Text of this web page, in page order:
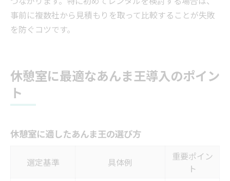
事前に複数社から見積もりを取って比較することが失敗
を防ぐコツです。
休憩室に最適なあんま王導入のポイン
ト
休憩室に適したあんま王の選び方
選定基準 具体例
重要ポイン
ト